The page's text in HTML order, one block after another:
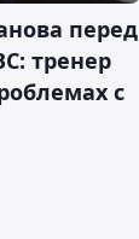
перед
тренер
с